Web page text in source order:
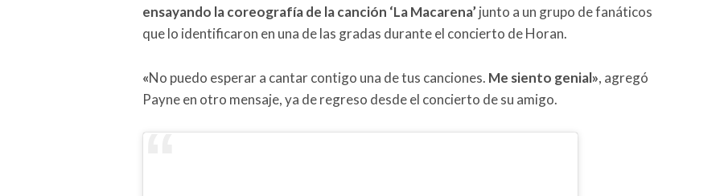
ensayando la coreografía de la canción ‘La Macarena’ junto a un grupo de fanáticos
que lo identificaron en una de las gradas durante el concierto de Horan.
«No puedo esperar a cantar contigo una de tus canciones. Me siento genial», agregó
Payne en otro mensaje, ya de regreso desde el concierto de su amigo.